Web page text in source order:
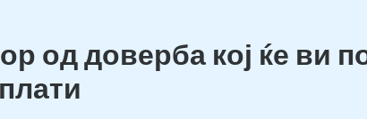
од доверба кој ќе ви